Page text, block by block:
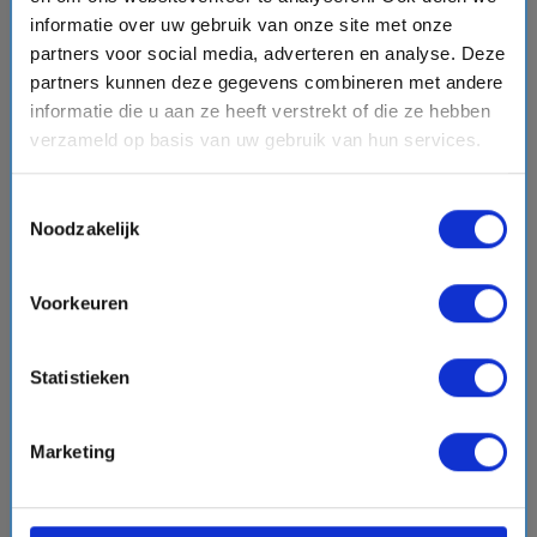
informatie over uw gebruik van onze site met onze
partners voor social media, adverteren en analyse. Deze
partners kunnen deze gegevens combineren met andere
informatie die u aan ze heeft verstrekt of die ze hebben
verzameld op basis van uw gebruik van hun services.
Noodzakelijk
Voorkeuren
Statistieken
Marketing
chevron_right
Royal Caribbean